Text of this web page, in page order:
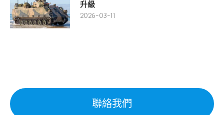
升級
2026-03-11
聯絡我們